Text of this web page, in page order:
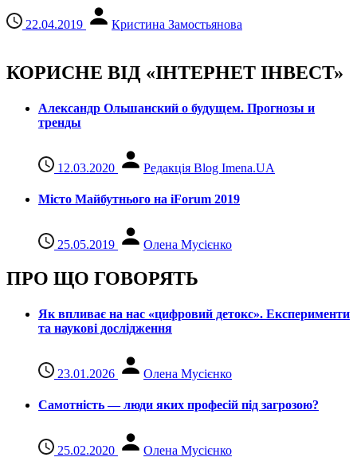
22.04.2019 Кристина Замостьянова
КОРИСНЕ ВІД «ІНТЕРНЕТ ІНВЕСТ»
Александр Ольшанский о будущем. Прогнозы и
тренды
12.03.2020 Редакція Blog Imena.UA
Місто Майбутнього на iForum 2019
25.05.2019 Олена Мусієнко
ПРО ЩО ГОВОРЯТЬ
Як впливає на нас «цифровий детокс». Експерименти
та наукові дослідження
23.01.2026 Олена Мусієнко
Самотність — люди яких професій під загрозою?
25.02.2020 Олена Мусієнко